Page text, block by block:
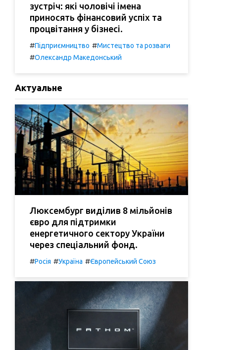
зустріч: які чоловічі імена
приносять фінансовий успіх та
процвітання у бізнесі.
#Підприємництво #Мистецтво та розваги
#Олександр Македонський
Актуальне
Люксембург виділив 8 мільйонів
євро для підтримки
енергетичного сектору України
через спеціальний фонд.
#Росія #Україна #Європейський Союз